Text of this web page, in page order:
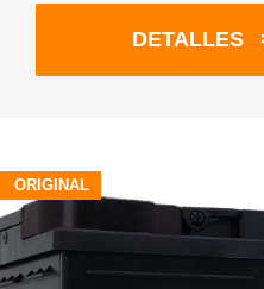
DETALLES
ORIGINAL